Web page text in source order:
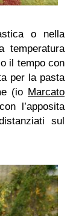
o nella
temperatura
il tempo con
per la pasta
(io Marcato
l’apposita
sul